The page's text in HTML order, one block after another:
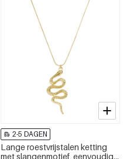
2-5 DAGEN
Lange roestvrijstalen ketting
met slangenmotief, eenvoudige